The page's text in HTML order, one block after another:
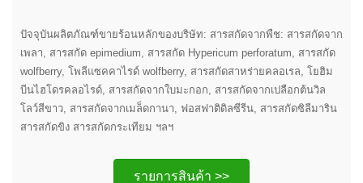
ปัจจุบันผลิตภัณฑ์ขายร้อนหลักของบริษัท: สารสกัดจากพืช: สารสกัดจาก
เพลา, สารสกัด epimedium, สารสกัด Hypericum perforatum, สารสกัด
wolfberry, โพลีแซคคาไรด์ wolfberry, สารสกัดสาหร่ายคลอเรล, โยฮิม
บีนไฮโดรคลอไรด์, สารสกัดจากใบมะกอก, สารสกัดจากเปลือกต้นวิล
โลว์สีขาว, สารสกัดจากเมล็ดกานา, ฟอสฟาติดิลซีรีน, สารสกัดซิลีมาริน
สารสกัดขิง สารสกัดกระเทียม ฯลฯ
รายการสินค้า >>